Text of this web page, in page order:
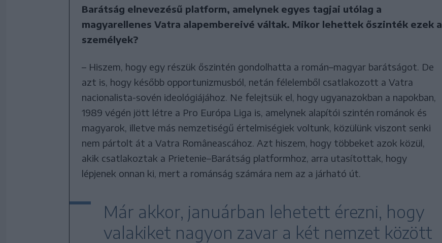
Barátság elnevezésű platform, amelynek egyes tagjai utólag a
magyarellenes Vatra alapembereivé váltak. Mikor lehettek őszinték ezek a
személyek?
– Hiszem, hogy egy részük őszintén gondolhatta a román–magyar barátságot. De
azt is, hogy később opportunizmusból, netán félelemből csatlakozott a Vatra
nacionalista-sovén ideológiájához. Ne felejtsük el, hogy ugyanazokban a napokban,
1989 végén jött létre a Pro Európa Liga is, amelynek alapítói szintén románok és
magyarok, illetve más nemzetiségű értelmiségiek voltunk, közülünk viszont senki
nem pártolt át a Vatra Româneascához. Azt hiszem, hogy többeket azok közül,
akik csatlakoztak a Prietenie–Barátság platformhoz, arra utasítottak, hogy
lépjenek onnan ki, mert a románság számára nem az a járható út.
Már akkor, januárban lehetett érezni, hogy
valakiket nagyon zavar a két nemzet között